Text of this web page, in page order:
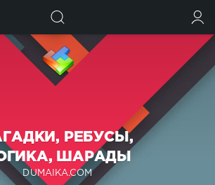
РЕБУСЫ,
ШАРАДЫ
DUMAIKA.COM